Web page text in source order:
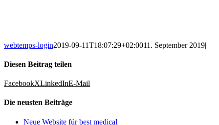
webtemps-login2019-09-11T18:07:29+02:0011. September 2019|
Diesen Beitrag teilen
FacebookXLinkedInE-Mail
Die neusten Beiträge
Neue Website für best medical